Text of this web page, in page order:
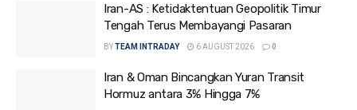
Iran-AS : Ketidaktentuan Geopolitik Timur
Tengah Terus Membayangi Pasaran
BYTEAM INTRADAY 6 AUGUST 2026 0
Iran & Oman Bincangkan Yuran Transit
Hormuz antara 3% Hingga 7%